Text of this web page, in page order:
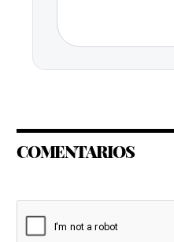
COMENTARIOS